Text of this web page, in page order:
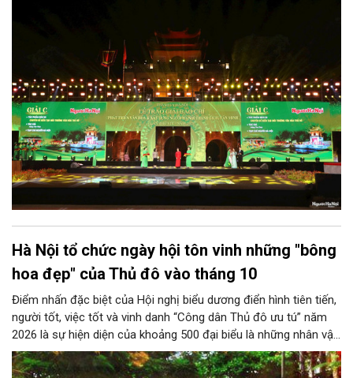
hoạch tổ chức Giải Báo chí về Phát triển văn hóa và xây dựng
người Hà Nội thanh lịch, văn minh lần thứ IX- năm 2026.
Hà Nội tổ chức ngày hội tôn vinh những "bông
hoa đẹp" của Thủ đô vào tháng 10
Điểm nhấn đặc biệt của Hội nghị biểu dương điển hình tiên tiến,
người tốt, việc tốt và vinh danh “Công dân Thủ đô ưu tú” năm
2026 là sự hiện diện của khoảng 500 đại biểu là những nhân vật
trực tiếp được tôn vinh, các tác giả xuất sắc đoạt giải trong
Cuộc thi viết về gương điển hình tiên tiến, cùng những gương